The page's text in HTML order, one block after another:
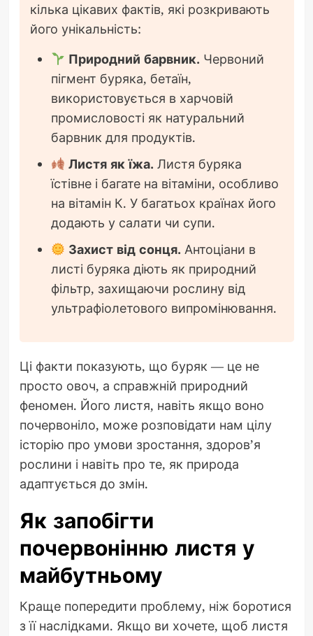
кілька цікавих фактів, які розкривають
його унікальність:
Природний барвник. Червоний
пігмент буряка, бетаїн,
використовується в харчовій
промисловості як натуральний
барвник для продуктів.
Листя як їжа. Листя буряка
їстівне і багате на вітаміни, особливо
на вітамін К. У багатьох країнах його
додають у салати чи супи.
Захист від сонця. Антоціани в
листі буряка діють як природний
фільтр, захищаючи рослину від
ультрафіолетового випромінювання.
Ці факти показують, що буряк — це не
просто овоч, а справжній природний
феномен. Його листя, навіть якщо воно
почервоніло, може розповідати нам цілу
історію про умови зростання, здоров’я
рослини і навіть про те, як природа
адаптується до змін.
Як запобігти
почервонінню листя у
майбутньому
Краще попередити проблему, ніж боротися
з її наслідками. Якщо ви хочете, щоб листя